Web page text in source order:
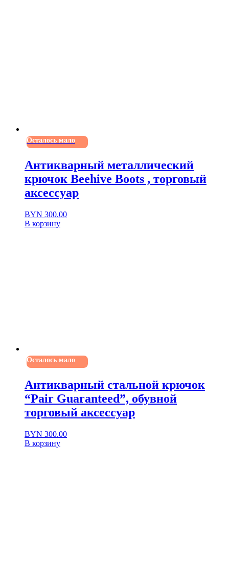
Осталось мало
Антикварный металлический
крючок Beehive Boots , торговый
аксессуар
BYN 300.00
В корзину
Осталось мало
Антикварный стальной крючок
“Pair Guaranteed”, обувной
торговый аксессуар
BYN 300.00
В корзину